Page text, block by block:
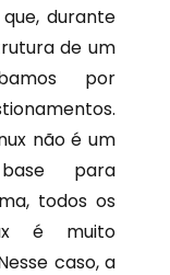
durante
de um
por
não é um
para
todos os
é muito
caso, a